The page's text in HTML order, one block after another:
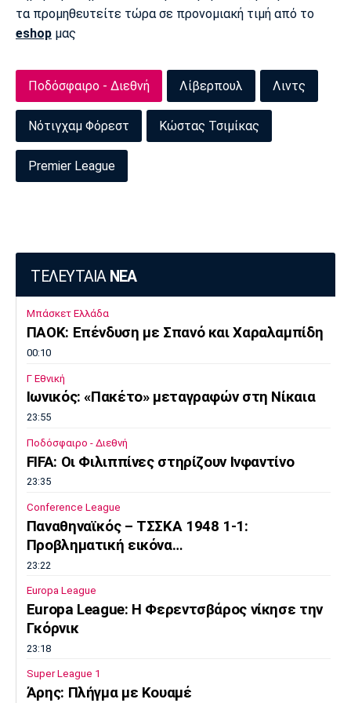
Πόρτο Μπενφίκα
τα προμηθευτείτε τώρα σε προνομιακή τιμή από το
eshop μας
Ποδόσφαιρο - Διεθνή Λίβερπουλ Λιντς
Νότιγχαμ Φόρεστ Κώστας Τσιμίκας
Premier League
ΤΕΛΕΥΤΑΙΑ ΝΕΑ
Μπάσκετ Ελλάδα
ΠΑΟΚ: Επένδυση με Σπανό και Χαραλαμπίδη
00:10
Γ Εθνική
Ιωνικός: «Πακέτο» μεταγραφών στη Νίκαια
23:55
Ποδόσφαιρο - Διεθνή
FIFA: Οι Φιλιππίνες στηρίζουν Ινφαντίνο
23:35
Conference League
Παναθηναϊκός – ΤΣΣΚΑ 1948 1-1:
Προβληματική εικόνα…
23:22
Europa League
Europa League: Η Φερεντσβάρος νίκησε την
Γκόρνικ
23:18
Super League 1
Άρης: Πλήγμα με Κουαμέ